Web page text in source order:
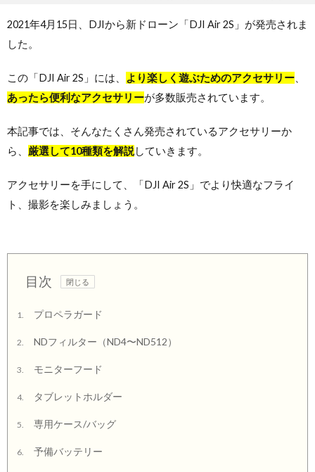
2021年4月15日、DJIから新ドローン「DJI Air 2S」が発売されま
した。
この「DJI Air 2S」には、 より楽しく遊ぶためのアクセサリー
あったら便利なアクセサリーが多数販売されています。
本記事では、そんなたくさん発売されているアクセサリーか
ら、 厳選して10種類を解説していきます。
アクセサリーを手にして、「DJI Air 2S」でより快適なフライ
ト、撮影を楽しみましょう。
目次
1. プロペラガード
2. NDフィルター（ND4〜ND512）
3. モニターフード
4. タブレットホルダー
5. 専用ケース/バッグ
6. 予備バッテリー